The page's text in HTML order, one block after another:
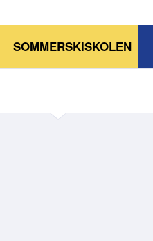
SOMMERSKISKOLEN